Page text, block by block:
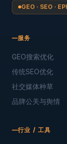
GEO · SEO ·
服务
GEO搜索优化
传统SEO优化
社交媒体种草
品牌公关与舆情
行业 / 工具